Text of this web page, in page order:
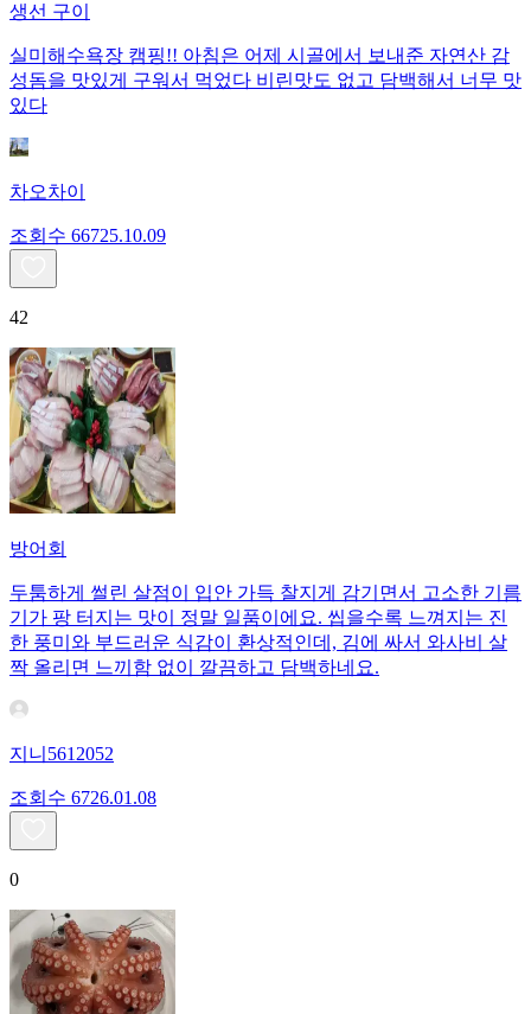
생선 구이
실미해수욕장 캠핑!! 아침은 어제 시골에서 보내준 자연산 감
성돔을 맛있게 구워서 먹었다 비린맛도 없고 담백해서 너무 맛
있다
차오차이
조회수 66725.10.09
42
방어회
두툼하게 썰린 살점이 입안 가득 찰지게 감기면서 고소한 기름
기가 팡 터지는 맛이 정말 일품이에요. 씹을수록 느껴지는 진
한 풍미와 부드러운 식감이 환상적인데, 김에 싸서 와사비 살
짝 올리면 느끼함 없이 깔끔하고 담백하네요.
지니5612052
조회수 6726.01.08
0